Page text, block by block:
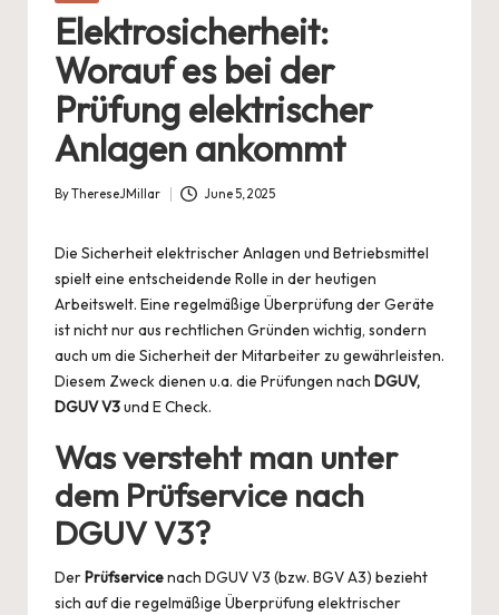
Elektrosicherheit:
Worauf es bei der
Prüfung elektrischer
Anlagen ankommt
Posted
ByThereseJMillar June 5, 2025
Die Sicherheit elektrischer Anlagen und Betriebsmittel
spielt eine entscheidende Rolle in der heutigen
Arbeitswelt. Eine regelmäßige Überprüfung der Geräte
ist nicht nur aus rechtlichen Gründen wichtig, sondern
auch um die Sicherheit der Mitarbeiter zu gewährleisten.
Diesem Zweck dienen u.a. die Prüfungen nach DGUV,
DGUV V3und E Check.
Was versteht man unter
dem Prüfservice nach
DGUV V3?
DerPrüfservicenach DGUV V3 (bzw. BGV A3) bezieht
sich auf die regelmäßige Überprüfung elektrischer